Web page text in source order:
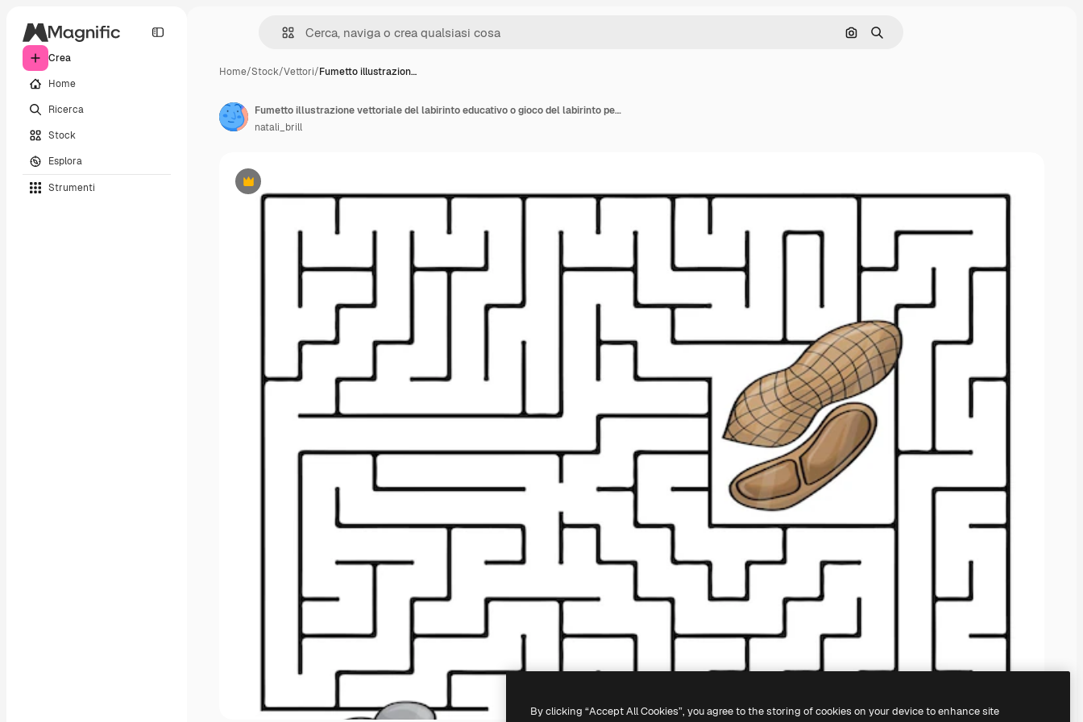
Crea
Home
Ricerca
Stock
Esplora
Strumenti
Cerca per immagine
Ricerca
Home/Stock/Vettori/Fumetto illustrazion…
Premium
Fumetto illustrazione vettoriale del labirinto educativo o gioco del labirinto per bambini in età prescolare con elefante carino e Peanuts
natali_brill
By clicking “Accept All Cookies”, you agree to the storing of cookies on your device to enhance site